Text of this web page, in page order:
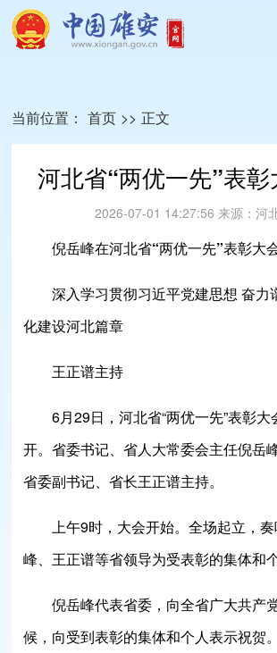
当前位置： 首页 >> 正文
河北省“两优一先”表
2026-07-01 14:27:56 来源： 河
倪岳峰在河北省“两优一先”表彰大
深入学习贯彻习近平党建思想 奋力
化建设河北篇章
王正谱主持
6月29日，河北省“两优一先”表彰大
开。省委书记、省人大常委会主任倪岳
省委副书记、省长王正谱主持。
上午9时，大会开始。全场起立，奏
峰、王正谱等省领导为受表彰的集体和
倪岳峰代表省委，向全省广大共产
候，向受到表彰的集体和个人表示祝贺